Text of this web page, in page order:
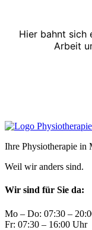
Hier bahnt sich
Arbeit
Ihre Physiotherapie in
Weil wir anders sind.
Wir sind für Sie da:
Mo – Do: 07:30 –
Fr: 07:30 – 16:00 Uhr